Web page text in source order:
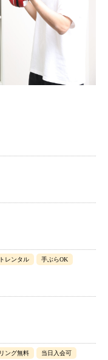
レンタル 手ぶらOK
ング無料 当日入会可